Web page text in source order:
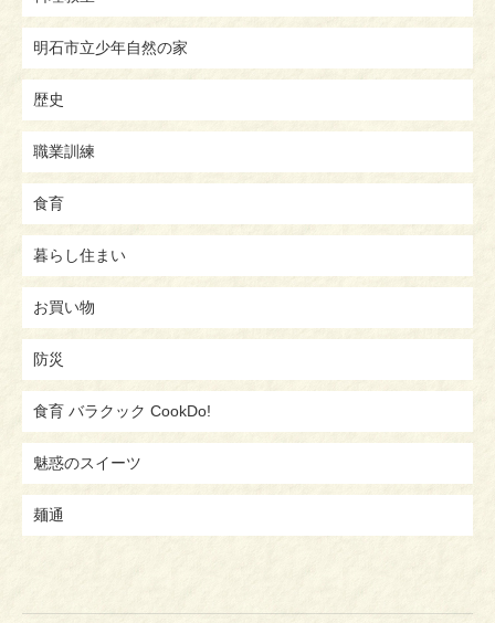
明石市立少年自然の家
歴史
職業訓練
食育
暮らし住まい
お買い物
防災
食育 バラクック CookDo!
魅惑のスイーツ
麺通